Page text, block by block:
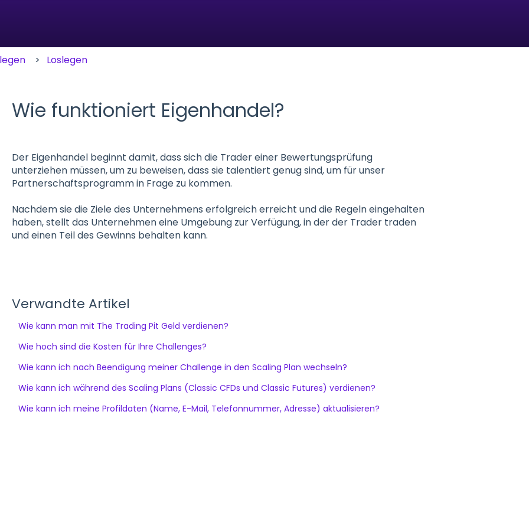
Loslegen
Wie funktioniert Eigenhandel?
Der Eigenhandel beginnt damit, dass sich die Trader einer Bewertungsprüfung
unterziehen müssen, um zu beweisen, dass sie talentiert genug sind, um für unser
Partnerschaftsprogramm in Frage zu kommen.
Nachdem sie die Ziele des Unternehmens erfolgreich erreicht und die Regeln eingehalten
haben, stellt das Unternehmen eine Umgebung zur Verfügung, in der der Trader traden
und einen Teil des Gewinns behalten kann.
Verwandte Artikel
Wie kann man mit The Trading Pit Geld verdienen?
Wie hoch sind die Kosten für Ihre Challenges?
Wie kann ich nach Beendigung meiner Challenge in den Scaling Plan wechseln?
Wie kann ich während des Scaling Plans (Classic CFDs und Classic Futures) verdienen?
Wie kann ich meine Profildaten (Name, E-Mail, Telefonnummer, Adresse) aktualisieren?